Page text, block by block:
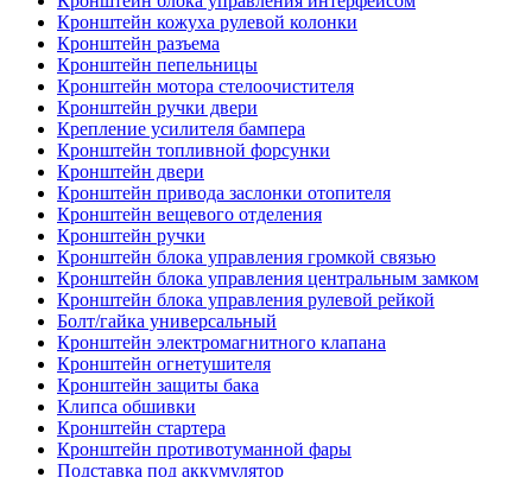
Кронштейн кожуха рулевой колонки
Кронштейн разъема
Кронштейн пепельницы
Кронштейн мотора стелоочистителя
Кронштейн ручки двери
Крепление усилителя бампера
Кронштейн топливной форсунки
Кронштейн двери
Кронштейн привода заслонки отопителя
Кронштейн вещевого отделения
Кронштейн ручки
Кронштейн блока управления громкой связью
Кронштейн блока управления центральным замком
Кронштейн блока управления рулевой рейкой
Болт/гайка универсальный
Кронштейн электромагнитного клапана
Кронштейн огнетушителя
Кронштейн защиты бака
Клипса обшивки
Кронштейн стартера
Кронштейн противотуманной фары
Подставка под аккумулятор